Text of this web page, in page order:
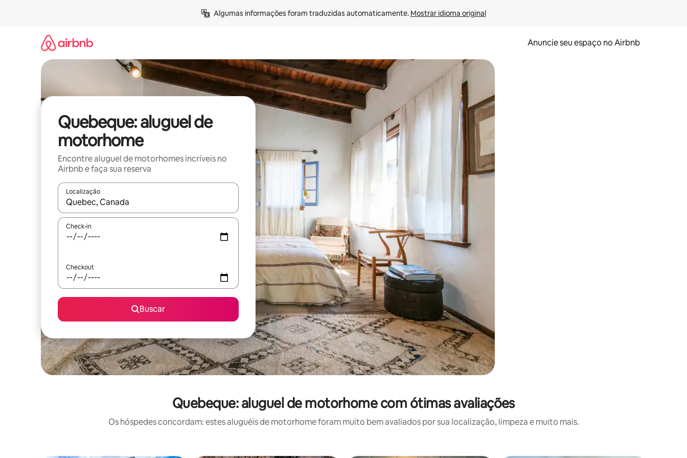
Algumas informações foram traduzidas automaticamente. Mostrar idioma original
Anuncie seu espaço no Airbnb
Quebeque: aluguel de
motorhome
Encontre aluguel de motorhomes incríveis no
Airbnb e faça sua reserva
Localização
Quando os resultados estiverem disponíveis, explore-os usando as seta para cima e para baixo do teclado ou tocando e deslizando o dedo na tela.
Check-in
Checkout
Buscar
Quebeque: aluguel de motorhome com ótimas avaliações
Os hóspedes concordam: estes aluguéis de motorhome foram muito bem avaliados por sua localização, limpeza e muito mais.